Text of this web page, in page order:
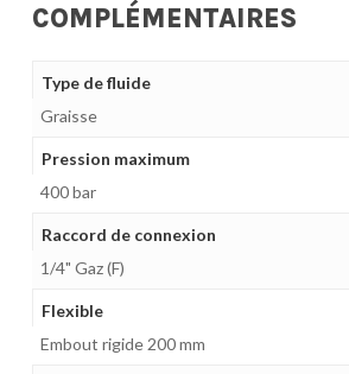
COMPLÉMENTAIRES
Type de fluide
Graisse
Pression maximum
400 bar
Raccord de connexion
1/4" Gaz (F)
Flexible
Embout rigide 200 mm